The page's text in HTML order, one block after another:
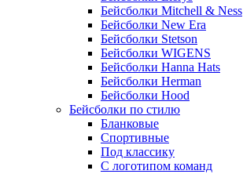
Бейсболки Mitchell & Ness
Бейсболки New Era
Бейсболки Stetson
Бейсболки WIGENS
Бейсболки Hanna Hats
Бейсболки Herman
Бейсболки Hood
Бейсболки по стилю
Бланковые
Спортивные
Под классику
С логотипом команд